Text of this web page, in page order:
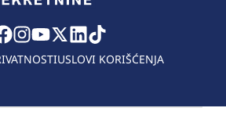
USLOVI KORIŠĆENJA